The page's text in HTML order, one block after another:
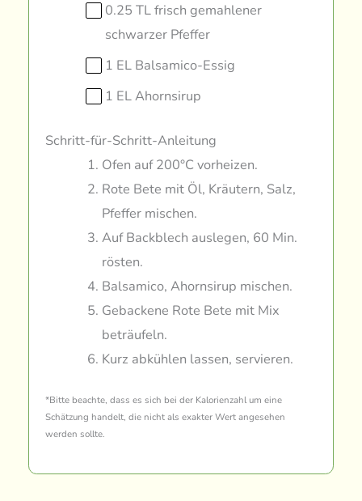
0.25 TL frisch gemahlener
schwarzer Pfeffer
1 EL Balsamico-Essig
1 EL Ahornsirup
Schritt-für-Schritt-Anleitung
Ofen auf 200°C vorheizen.
Rote Bete mit Öl, Kräutern, Salz,
Pfeffer mischen.
Auf Backblech auslegen, 60 Min.
rösten.
Balsamico, Ahornsirup mischen.
Gebackene Rote Bete mit Mix
beträufeln.
Kurz abkühlen lassen, servieren.
*Bitte beachte, dass es sich bei der Kalorienzahl um eine
Schätzung handelt, die nicht als exakter Wert angesehen
werden sollte.